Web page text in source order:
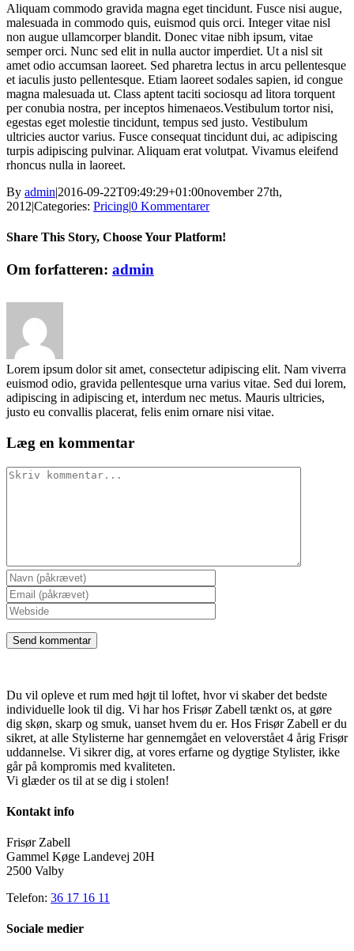
Aliquam commodo gravida magna eget tincidunt. Fusce nisi augue,
malesuada in commodo quis, euismod quis orci. Integer vitae nisl
non augue ullamcorper blandit. Donec vitae nibh ipsum, vitae
semper orci. Nunc sed elit in nulla auctor imperdiet. Ut a nisl sit
amet odio accumsan laoreet. Sed pharetra lectus in arcu pellentesque
et iaculis justo pellentesque. Etiam laoreet sodales sapien, id congue
magna malesuada ut. Class aptent taciti sociosqu ad litora torquent
per conubia nostra, per inceptos himenaeos.Vestibulum tortor nisi,
egestas eget molestie tincidunt, tempus sed justo. Vestibulum
ultricies auctor varius. Fusce consequat tincidunt dui, ac adipiscing
turpis adipiscing pulvinar. Aliquam erat volutpat. Vivamus eleifend
rhoncus nulla in laoreet.
By admin|2016-09-22T09:49:29+01:00november 27th,
2012|Categories: Pricing|0 Kommentarer
Share This Story, Choose Your Platform!
Facebook
X
Reddit
LinkedIn
Pinterest
Vk
Om forfatteren: admin
Lorem ipsum dolor sit amet, consectetur adipiscing elit. Nam viverra
euismod odio, gravida pellentesque urna varius vitae. Sed dui lorem,
adipiscing in adipiscing et, interdum nec metus. Mauris ultricies,
justo eu convallis placerat, felis enim ornare nisi vitae.
Læg en kommentar
Comment
Du vil opleve et rum med højt til loftet, hvor vi skaber det bedste
individuelle look til dig. Vi har hos Frisør Zabell tænkt os, at gøre
dig skøn, skarp og smuk, uanset hvem du er. Hos Frisør Zabell er du
sikret, at alle Stylisterne har gennemgået en veloverstået 4 årig Frisør
uddannelse. Vi sikrer dig, at vores erfarne og dygtige Stylister, ikke
går på kompromis med kvaliteten.
Vi glæder os til at se dig i stolen!
Kontakt info
Frisør Zabell
Gammel Køge Landevej 20H
2500 Valby
Telefon: 36 17 16 11
Sociale medier